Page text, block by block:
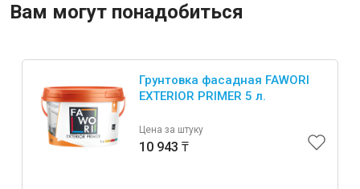
Вам могут понадобиться
Грунтовка фасадная FAWORI
EXTERIOR PRIMER 5 л.
Цена за штуку
10 943 ₸
Товары для бани и сауны
Оборудование для клининга и уборки